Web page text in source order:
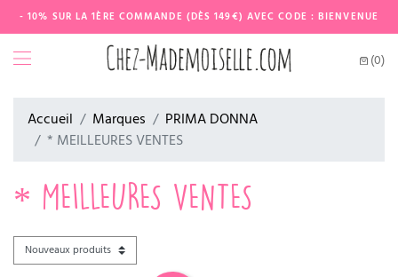
- 10% SUR LA 1ÈRE COMMANDE (DÈS 149€) AVEC CODE : BIENVENUE
(0)
Accueil Marques
PRIMA DONNA
* MEILLEURES VENTES
* MEILLEURES VENTES